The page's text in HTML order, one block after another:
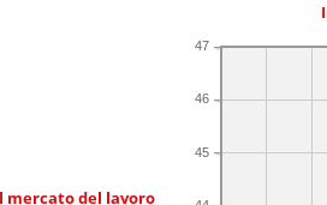
mercato del lavoro
45
46
47